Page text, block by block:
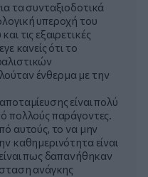
τα συνταξιοδοτικά
υπεροχή του
τις εξαιρετικές
κανείς ότι το
ένθερμα με την
είναι πολύ
πολλούς παράγοντες.
αυτούς, το να μην
καθημερινότητα είναι
πως δαπανήθηκαν
ανάγκης